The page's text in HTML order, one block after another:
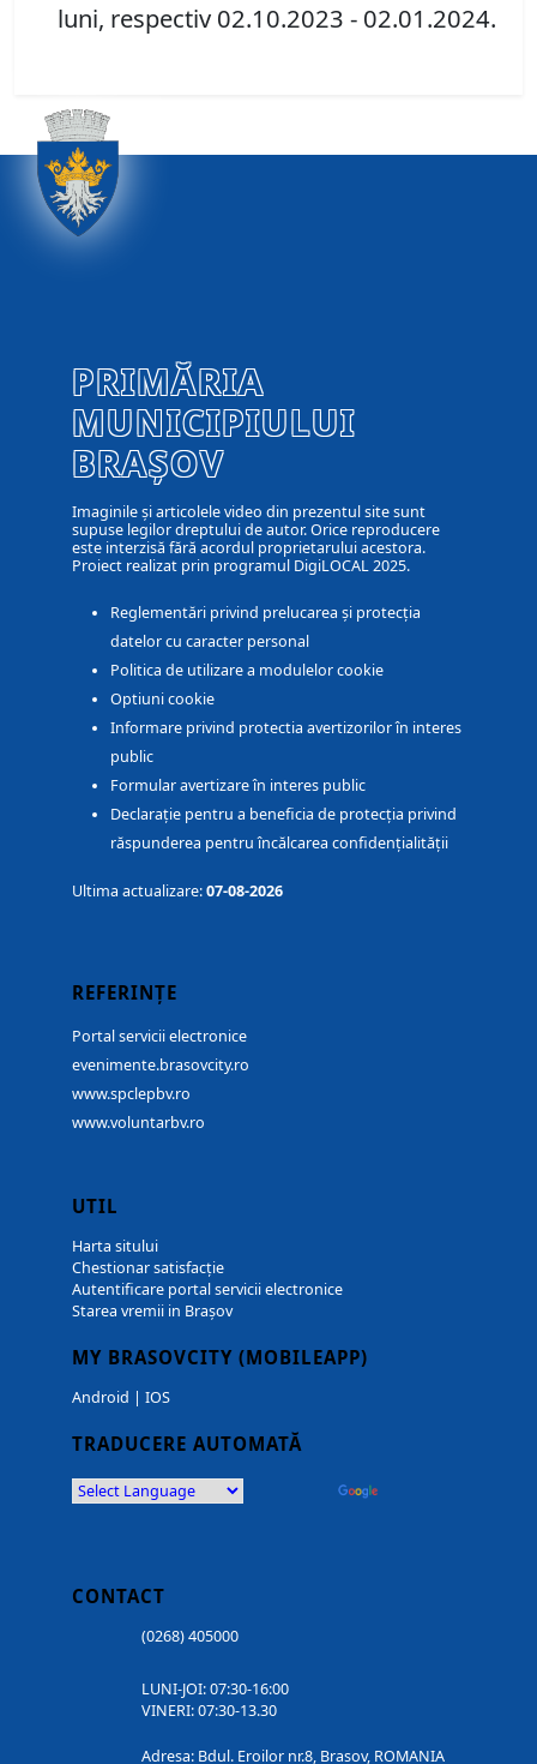
luni, respectiv 02.10.2023 - 02.01.2024.
PRIMĂRIA
MUNICIPIULUI
BRAȘOV
Imaginile și articolele video din prezentul site sunt
supuse legilor dreptului de autor. Orice reproducere
este interzisă fără acordul proprietarului acestora.
Proiect realizat prin programul DigiLOCAL 2025.
Reglementări privind prelucarea și protecția
datelor cu caracter personal
Politica de utilizare a modulelor cookie
Optiuni cookie
Informare privind protectia avertizorilor în interes
public
Formular avertizare în interes public
Declarație pentru a beneficia de protecția privind
răspunderea pentru încălcarea confidențialității
Ultima actualizare:07-08-2026
REFERINȚE
Portal servicii electronice
evenimente.brasovcity.ro
www.spclepbv.ro
www.voluntarbv.ro
UTIL
Harta sitului
Chestionar satisfacție
Autentificare portal servicii electronice
Starea vremii in Brașov
MY BRASOVCITY (MOBILEAPP)
Android | IOS
TRADUCERE AUTOMATĂ
CONTACT
(0268) 405000
LUNI-JOI: 07:30-16:00
VINERI: 07:30-13.30
Adresa: Bdul. Eroilor nr.8, Brasov, ROMANIA